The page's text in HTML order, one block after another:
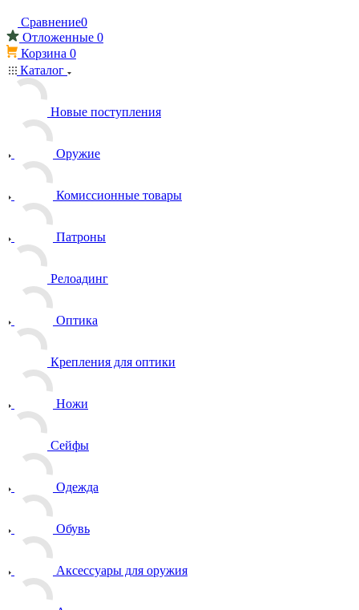
Сравнение0
Отложенные 0
Корзина 0
Каталог
Новые поступления
Оружие
Комиссионные товары
Патроны
Релоадинг
Оптика
Крепления для оптики
Ножи
Сейфы
Одежда
Обувь
Аксессуары для оружия